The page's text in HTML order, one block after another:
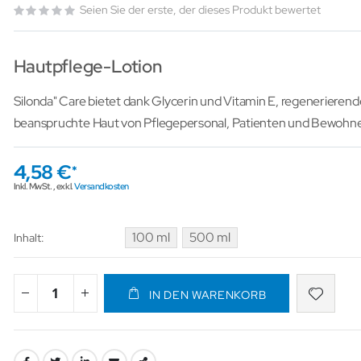
Seien Sie der erste, der dieses Produkt bewertet
Hautpflege-Lotion
Silonda" Care bietet dank Glycerin und Vitamin E,
beanspruchte Haut von Pflegepersonal, Patienten und
4,58 €
Inkl. MwSt.,exkl.Versandkosten
Inhalt 100 ml 500 ml
IN DEN WARENKORB